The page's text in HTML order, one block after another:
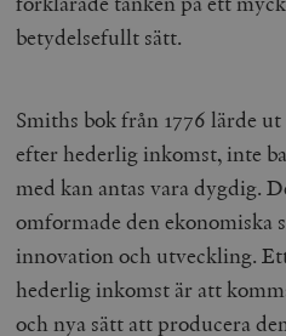
betydelsefullt sätt.
Smiths bok från 1776 lärde
efter hederlig inkomst, inte
med kan antas vara dygdig.
omformade den ekonomiska
innovation och utveckling.
hederlig inkomst är att
och nya sätt att producera